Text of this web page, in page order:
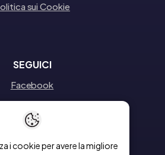
i cookie per avere la migliore
sui Cookie
SEGUICI
Facebook
Instagram
Linkedin